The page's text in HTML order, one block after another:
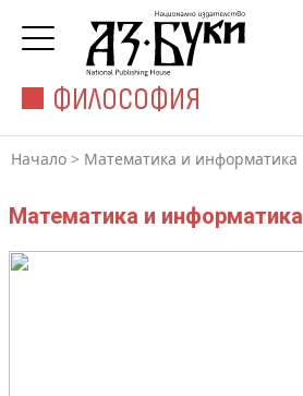
ФИЛОСОФИЯ
Начало > Математика и информатика
Математика и информатика